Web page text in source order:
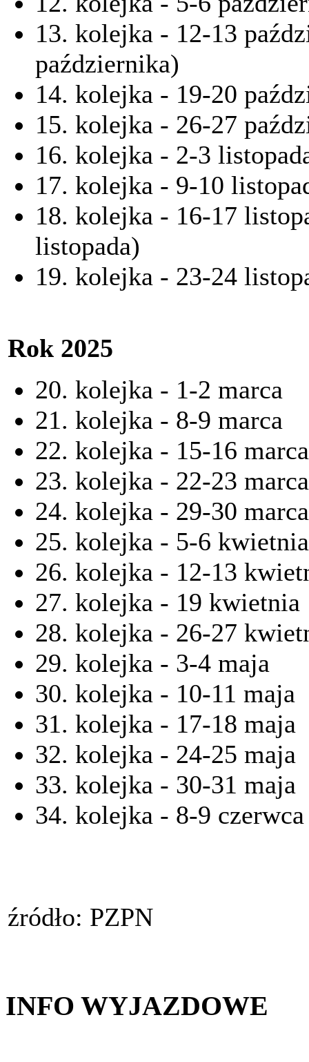
13. kolejka - 12-13
października)
14. kolejka - 19-20
15. kolejka - 26-27
16. kolejka - 2-3
17. kolejka - 9-10
18. kolejka - 16-17
listopada)
19. kolejka - 23-24
Rok 2025
20. kolejka - 1-2 marca
21. kolejka - 8-9 marca
22. kolejka - 15-16 marca
23. kolejka - 22-23
24. kolejka - 29-30 marca
25. kolejka - 5-6 kwietnia
26. kolejka - 12-13
27. kolejka - 19 kwietnia
28. kolejka - 26-27
29. kolejka - 3-4 maja
30. kolejka - 10-11 maja
31. kolejka - 17-18 maja
32. kolejka - 24-25 maja
33. kolejka - 30-31 maja
34. kolejka - 8-9 czerwca
źródło: PZPN
INFO WYJAZDOWE